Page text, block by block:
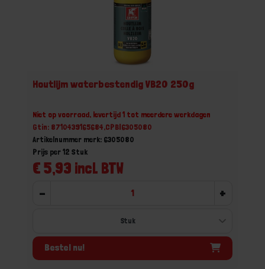
Houtlijm waterbestendig VB20 250g
Niet op voorraad, levertijd 1 tot meerdere werkdagen
Gtin: 8710439165684,CPBI6305080
Artikelnummer merk: 6305080
€ 5,93 incl. BTW
Prijs per 12 Stuk
- +
Bestel nu!